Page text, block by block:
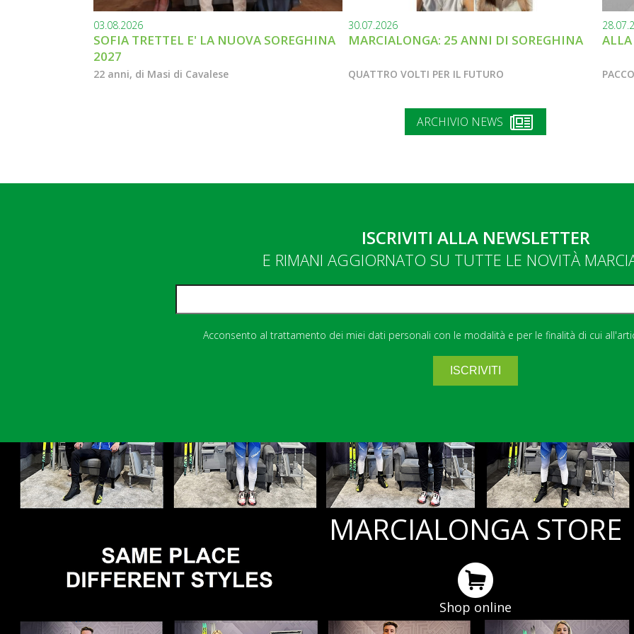
03.08.2026
SOFIA TRETTEL E' LA NUOVA SOREGHINA
2027
22 anni, di Masi di Cavalese
30.07.2026
MARCIALONGA: 25 ANNI DI SOREGHINA
QUATTRO VOLTI PER IL FUTURO
ARCHIVIO NEWS
ISCRIVITI ALLA NEWSLETTER
E RIMANI AGGIORNATO SU TUTTE LE NOVITÀ
Acconsento al trattamento dei miei dati personali con le modalità e per le finalità di cui
MARCIALONGA STORE
Shop online